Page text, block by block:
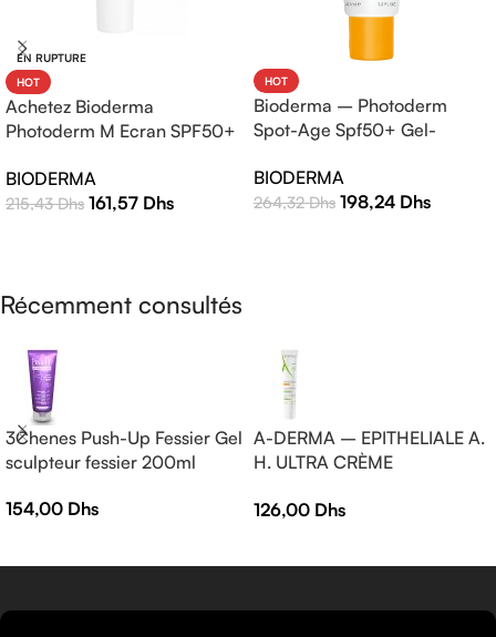
EN RUPTURE
HOT
Achetez Bioderma
Photoderm M Ecran SPF50+
Protection Solaire Haute
Efficacité
BIODERMA
215,43Dhs 161,57 Dhs
HOT
Bioderma – Photoderm
Spot-Age Spf50+ Gel-
BIODERMA
264,32Dhs 198,24 Dhs
Récemment consultés
3Chenes Push-Up Fessier Gel
sculpteur fessier 200ml
154,00 Dhs
A-DERMA – EPITHELIALE A.
H. ULTRA CRÈME
— Crème réparatrice —
126,00 Dhs